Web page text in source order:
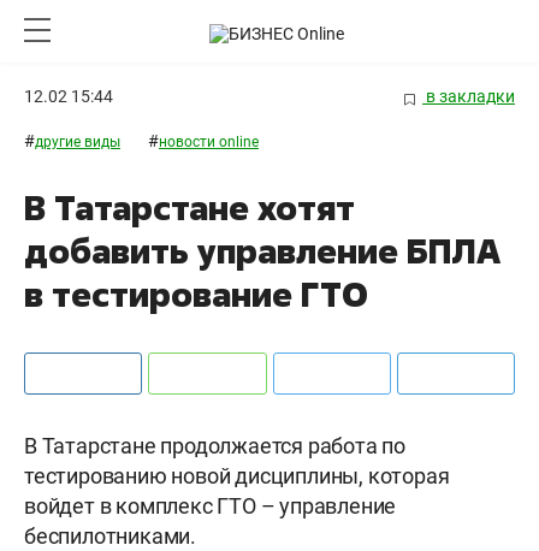
12.02 15:44 в закладки
#другие виды #новости online
В Татарстане хотят
добавить управление БПЛА
в тестирование ГТО
В Татарстане продолжается работа по
тестированию новой дисциплины, которая
войдет в комплекс ГТО – управление
беспилотниками.